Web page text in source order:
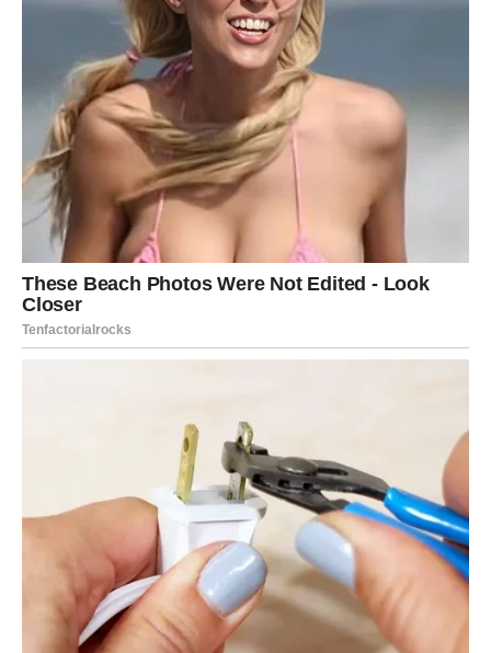
Zvijezde vam sada šalju poruku da zastanete na trenutak.
Pogledajte koliko ste toga već ostvarili.
Pogledajte koliko ste puta pronašli izlaz čak i kada je
djelovalo da ga nema.
To nije slučajnost.
To je dokaz vaše snage.
SREĆNIJI DANI SU PRED
Bikovi, ova poruka zaista nije slučajna.
Pred vama je period tokom kojeg ćete imati više razloga
za osmijeh, više lijepih vijesti i više osjećaja da se život
konačno kreće u pravom smjeru.
Blagoslov zvijezda dolazi kroz prilike, ljude i događaje